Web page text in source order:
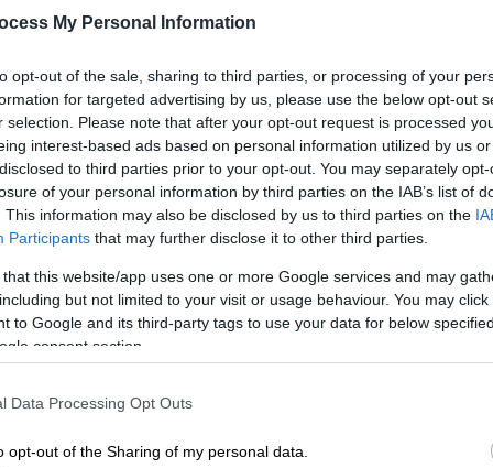
My Personal Information
opt-out of the sale, sharing to third parties, or processing of your
for targeted advertising by us, please use the below opt-out
selection. Please note that after your opt-out request is processed
interest-based ads based on personal information utilized by us
to third parties prior to your opt-out. You may separately
of your personal information by third parties on the IAB’s list of
This information may also be disclosed by us to third parties on the
Participants that may further disclose it to other third parties.
that this website/app uses one or more Google services and may
but not limited to your visit or usage behaviour. You may
to Google and its third-party tags to use your data for below
consent section.
Data Processing Opt Outs
opt-out of the Sharing of my personal data.
πριν από το φθινόπωρο του 2021.
θα αρχίσουμε να παραδίδουμε το
«Ο στόχος μας είναι να παραδώσουμε
του εμβολίουμέχρι τον Απρίλιο της
να αρχίσουμε να βλέπουμε τον
μας βοηθήσει επειδή τοποσοστό των
ίδιος και πρόσθεσε: «Αυτό που είναι
ποσοστό εμβολιασμένων πριν
επόμενου έτους».
τέτοιο είναι εφικτό επειδή έχει